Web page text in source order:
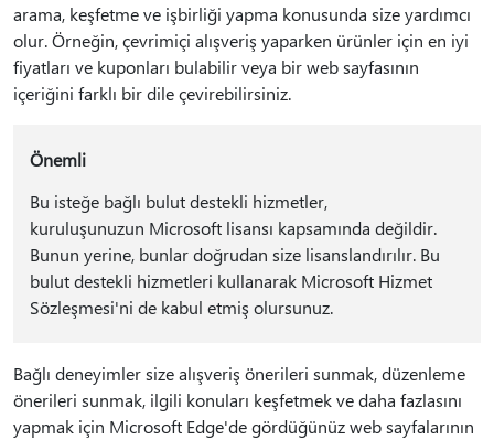
arama, keşfetme ve işbirliği yapma konusunda size yardımcı
olur. Örneğin, çevrimiçi alışveriş yaparken ürünler için en iyi
fiyatları ve kuponları bulabilir veya bir web sayfasının
içeriğini farklı bir dile çevirebilirsiniz.
Önemli
Bu isteğe bağlı bulut destekli hizmetler,
kuruluşunuzun Microsoft lisansı kapsamında değildir.
Bunun yerine, bunlar doğrudan size lisanslandırılır. Bu
bulut destekli hizmetleri kullanarak Microsoft Hizmet
Sözleşmesi'ni de kabul etmiş olursunuz.
Bağlı deneyimler size alışveriş önerileri sunmak, düzenleme
önerileri sunmak, ilgili konuları keşfetmek ve daha fazlasını
yapmak için Microsoft Edge'de gördüğünüz web sayfalarının